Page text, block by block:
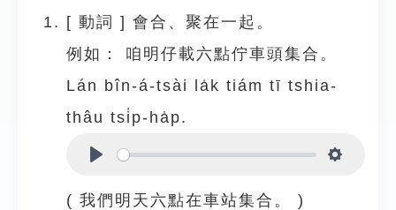
[ 動詞 ] 會合、聚在一起。
例如：
咱明仔載六點佇車頭集合。
Lán bîn-á-tsài la̍k tiám tī tshia-
thâu tsi̍p-ha̍p.
( 我們明天六點在車站集合。 )